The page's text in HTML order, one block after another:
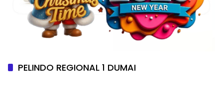
PELINDO REGIONAL 1 DUMAI